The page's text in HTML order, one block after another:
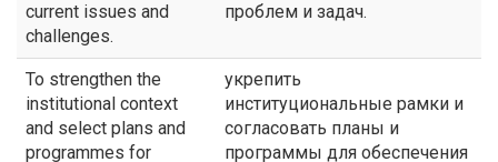
current issues and
challenges.
проблем и задач.
To strengthen the
institutional context
and select plans and
programmes for
укрепить
институциональные рамки и
согласовать планы и
программы для обеспечения